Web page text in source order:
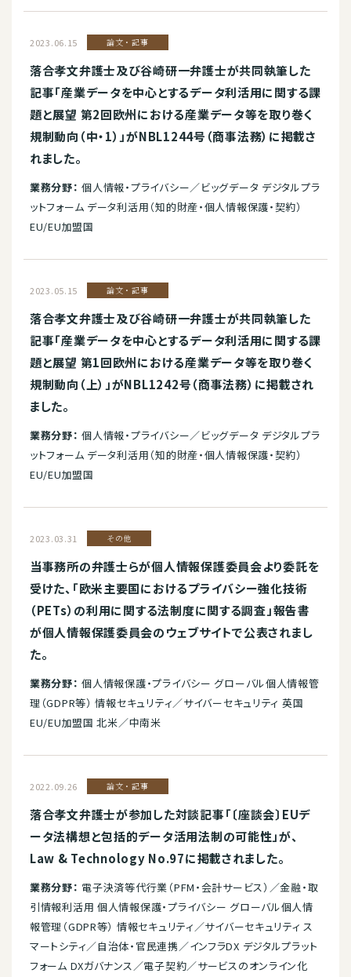
2023.06.15 論文・記事
落合孝文弁護士及び谷崎研一弁護士が共同執筆した
記事「産業データを中心とするデータ利活用に関する課
題と展望 第2回欧州における産業データ等を取り巻く
規制動向（中・1）」がNBL1244号（商事法務）に掲載さ
れました。
業務分野： 個人情報・プライバシー／ビッグデータ デジタルプラ
ットフォーム データ利活用（知的財産・個人情報保護・契約）
EU/EU加盟国
2023.05.15 論文・記事
落合孝文弁護士及び谷崎研一弁護士が共同執筆した
記事「産業データを中心とするデータ利活用に関する課
題と展望 第1回欧州における産業データ等を取り巻く
規制動向（上）」がNBL1242号（商事法務）に掲載され
ました。
業務分野： 個人情報・プライバシー／ビッグデータ デジタルプラ
ットフォーム データ利活用（知的財産・個人情報保護・契約）
EU/EU加盟国
2023.03.31 その他
当事務所の弁護士らが個人情報保護委員会より委託を
受けた、「欧米主要国におけるプライバシー強化技術
（PETs）の利用に関する法制度に関する調査」報告書
が個人情報保護委員会のウェブサイトで公表されまし
た。
業務分野： 個人情報保護・プライバシー グローバル個人情報管
理（GDPR等） 情報セキュリティ／サイバーセキュリティ 英国
EU/EU加盟国 北米／中南米
2022.09.26 論文・記事
落合孝文弁護士が参加した対談記事「〔座談会〕EUデ
ータ法構想と包括的データ活用法制の可能性」が、
Law & Technology No.97に掲載されました。
業務分野： 電子決済等代行業（PFM・会計サービス）／金融・取
引情報利活用 個人情報保護・プライバシー グローバル個人情
報管理（GDPR等） 情報セキュリティ／サイバーセキュリティ ス
マートシティ／自治体・官民連携／インフラDX デジタルプラット
フォーム DXガバナンス／電子契約／サービスのオンライン化